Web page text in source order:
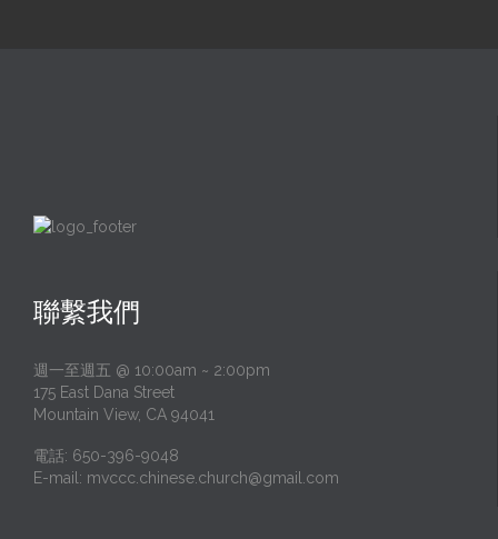
聯繫我們
週一至週五 @ 10:00am ~ 2:00pm
175 East Dana Street
Mountain View, CA 94041
電話: 650-396-9048
E-mail: mvccc.chinese.church@gmail.com